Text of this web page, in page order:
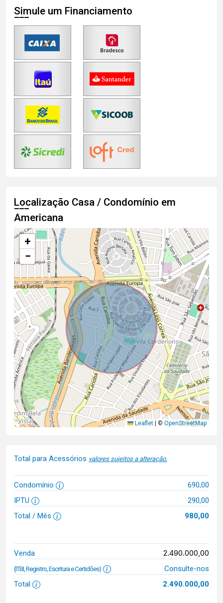
Simule um Financiamento
Localização Casa / Condomínio em
Americana
+
−
Leaflet | © OpenStreetMap
Total para Acessórios valores sujeitos a alteração.
Condomínio
690,00
IPTU
290,00
Total / Mês
980,00
Venda 2.490.000,00
(ITBI, Registro, Escritura e Certidões)
Consulte-nos
Total
2.490.000,00